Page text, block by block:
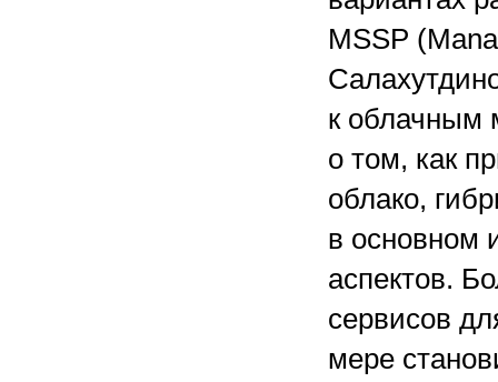
MSSP
к облачным
о том, как
облако,
в основном
аспектов.
сервисов
мере